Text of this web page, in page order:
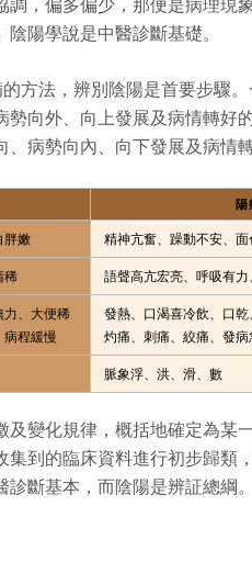
陽學說是中醫診斷基礎。
方法，辨別陰陽是首要步驟
向外、向上發展及病情轉好
病勢向內、向下發展及病情
陽
胖嫩
精神亢奮、躁動不安、
稀
語聲高亢宏亮、呼吸有
力、大便稀
程緩慢
發熱、口渴喜冷飲、口乾
灼痛、刺痛、絞痛、發病
脈象浮、洪、滑、數
變化規律，概括地確定為某
到的臨床資料進行初步歸類
斷基本，而陰陽是辨証總綱。